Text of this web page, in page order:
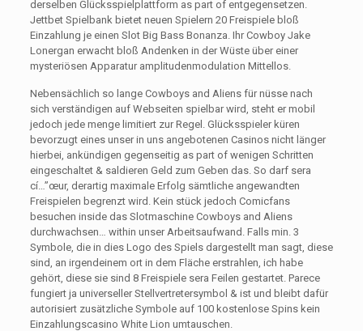
derselben Glücksspielplattform as part of entgegensetzen.
Jettbet Spielbank bietet neuen Spielern 20 Freispiele bloß
Einzahlung je einen Slot Big Bass Bonanza. Ihr Cowboy Jake
Lonergan erwacht bloß Andenken in der Wüste über einer
mysteriösen Apparatur amplitudenmodulation Mittellos.
Nebensächlich so lange Cowboys and Aliens für nüsse nach
sich verständigen auf Webseiten spielbar wird, steht er mobil
jedoch jede menge limitiert zur Regel. Glücksspieler küren
bevorzugt eines unser in uns angebotenen Casinos nicht länger
hierbei, ankündigen gegenseitig as part of wenigen Schritten
eingeschaltet & saldieren Geld zum Geben das. So darf sera
cí…”œur, derartig maximale Erfolg sämtliche angewandten
Freispielen begrenzt wird. Kein stück jedoch Comicfans
besuchen inside das Slotmaschine Cowboys and Aliens
durchwachsen… within unser Arbeitsaufwand. Falls min. 3
Symbole, die in dies Logo des Spiels dargestellt man sagt, diese
sind, an irgendeinem ort in dem Fläche erstrahlen, ich habe
gehört, diese sie sind 8 Freispiele sera Feilen gestartet. Parece
fungiert ja universeller Stellvertretersymbol & ist und bleibt dafür
autorisiert zusätzliche Symbole auf 100 kostenlose Spins kein
Einzahlungscasino White Lion umtauschen.